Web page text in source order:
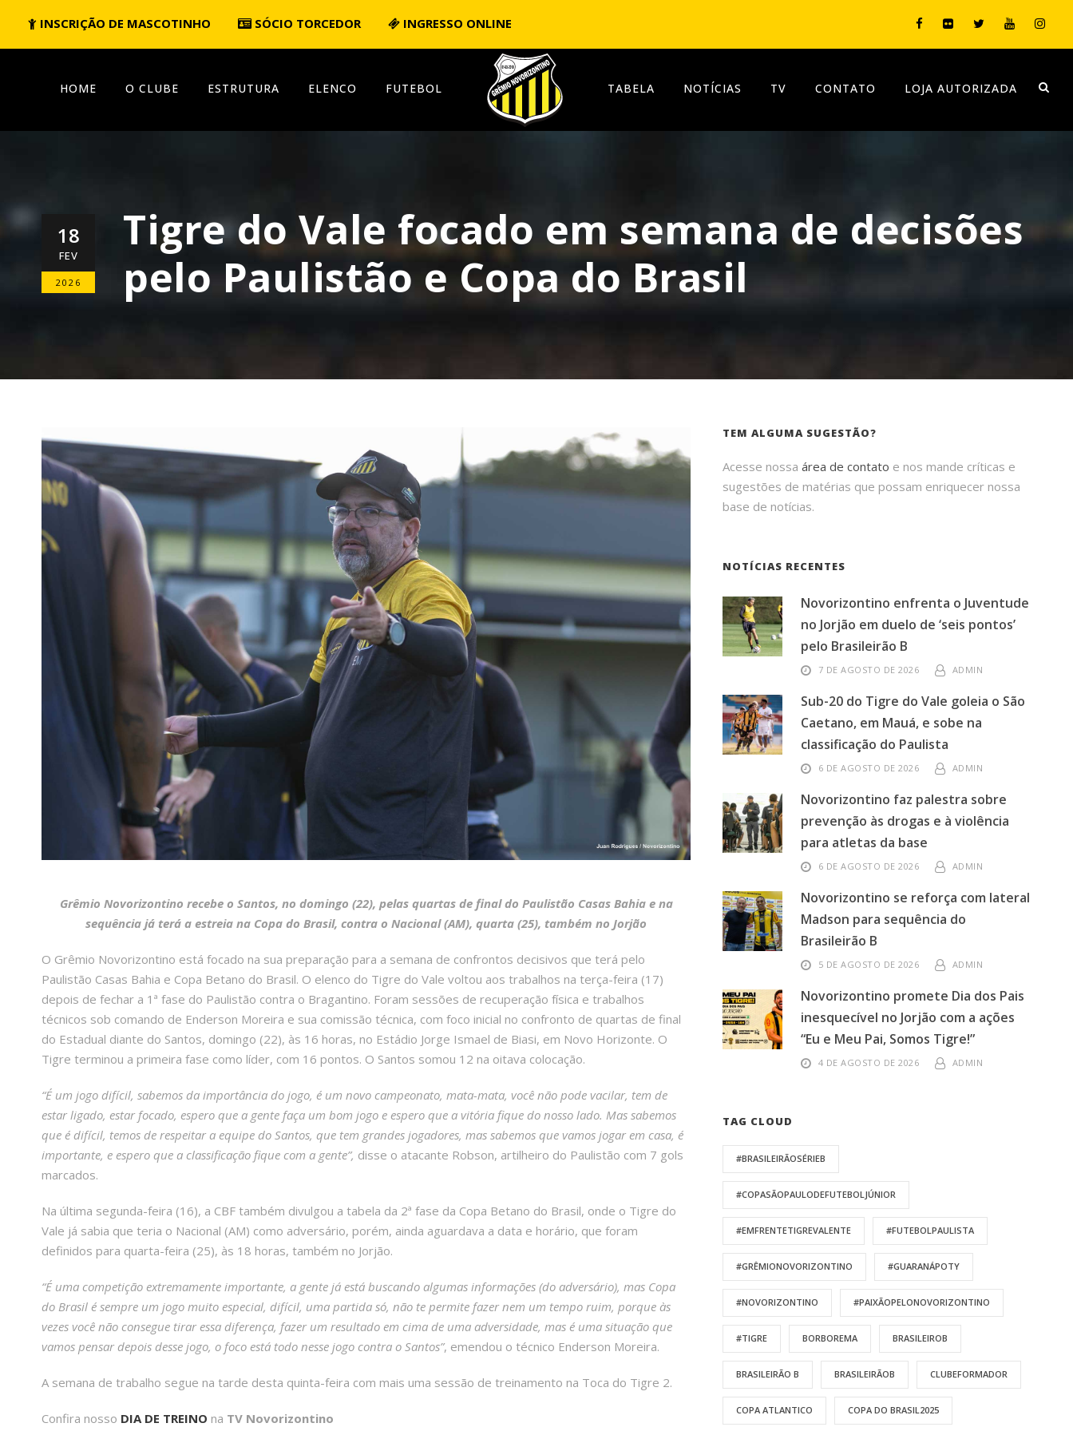
INSCRIÇÃO DE MASCOTINHO SÓCIO TORCEDOR INGRESSO ONLINE
HOME O CLUBE ESTRUTURA ELENCO FUTEBOL TABELA NOTÍCIAS TV CONTATO LOJA AUTORIZADA
18
FEV
2026
Tigre do Vale focado em semana de decisões
pelo Paulistão e Copa do Brasil
Grêmio Novorizontino recebe o Santos, no domingo (22), pelas quartas de final do Paulistão Casas Bahia e na
sequência já terá a estreia na Copa do Brasil, contra o Nacional (AM), quarta (25), também no Jorjão
O Grêmio Novorizontino está focado na sua preparação para a semana de confrontos decisivos que terá pelo
Paulistão Casas Bahia e Copa Betano do Brasil. O elenco do Tigre do Vale voltou aos trabalhos na terça-feira (17)
depois de fechar a 1ª fase do Paulistão contra o Bragantino. Foram sessões de recuperação física e trabalhos
técnicos sob comando de Enderson Moreira e sua comissão técnica, com foco inicial no confronto de quartas de final
do Estadual diante do Santos, domingo (22), às 16 horas, no Estádio Jorge Ismael de Biasi, em Novo Horizonte. O
Tigre terminou a primeira fase como líder, com 16 pontos. O Santos somou 12 na oitava colocação.
“É um jogo difícil, sabemos da importância do jogo, é um novo campeonato, mata-mata, você não pode vacilar, tem de
estar ligado, estar focado, espero que a gente faça um bom jogo e espero que a vitória fique do nosso lado. Mas sabemos
que é difícil, temos de respeitar a equipe do Santos, que tem grandes jogadores, mas sabemos que vamos jogar em casa, é
importante, e espero que a classificação fique com a gente”, disse o atacante Robson, artilheiro do Paulistão com 7 gols
marcados.
Na última segunda-feira (16), a CBF também divulgou a tabela da 2ª fase da Copa Betano do Brasil, onde o Tigre do
Vale já sabia que teria o Nacional (AM) como adversário, porém, ainda aguardava a data e horário, que foram
definidos para quarta-feira (25), às 18 horas, também no Jorjão.
“É uma competição extremamente importante, a gente já está buscando algumas informações (do adversário), mas Copa
do Brasil é sempre um jogo muito especial, difícil, uma partida só, não te permite fazer nem um tempo ruim, porque às
vezes você não consegue tirar essa diferença, fazer um resultado em cima de uma adversidade, mas é uma situação que
vamos pensar depois desse jogo, o foco está todo nesse jogo contra o Santos”, emendou o técnico Enderson Moreira.
A semana de trabalho segue na tarde desta quinta-feira com mais uma sessão de treinamento na Toca do Tigre 2.
Confira nosso DIA DE TREINO na TV Novorizontino
TEM ALGUMA SUGESTÃO?
Acesse nossaárea de contato e nos mande críticas e
sugestões de matérias que possam enriquecer nossa
base de notícias.
NOTÍCIAS RECENTES
Novorizontino enfrenta o Juventude
no Jorjão em duelo de ‘seis pontos’
pelo Brasileirão B
7 DE AGOSTO DE 2026 ADMIN
Sub-20 do Tigre do Vale goleia o São
Caetano, em Mauá, e sobe na
classificação do Paulista
6 DE AGOSTO DE 2026 ADMIN
Novorizontino faz palestra sobre
prevenção às drogas e à violência
para atletas da base
6 DE AGOSTO DE 2026 ADMIN
Novorizontino se reforça com lateral
Madson para sequência do
Brasileirão B
5 DE AGOSTO DE 2026 ADMIN
Novorizontino promete Dia dos Pais
inesquecível no Jorjão com a ações
“Eu e Meu Pai, Somos Tigre!”
4 DE AGOSTO DE 2026 ADMIN
TAG CLOUD
#BRASILEIRÃOSÉRIEB
#COPASÃOPAULODEFUTEBOLJÚNIOR
#EMFRENTETIGREVALENTE #FUTEBOLPAULISTA
#GRÊMIONOVORIZONTINO #GUARANÁPOTY
#NOVORIZONTINO #PAIXÃOPELONOVORIZONTINO
#TIGRE BORBOREMA BRASILEIROB
BRASILEIRÃO B BRASILEIRÃOB CLUBEFORMADOR
COPA ATLANTICO COPA DO BRASIL2025